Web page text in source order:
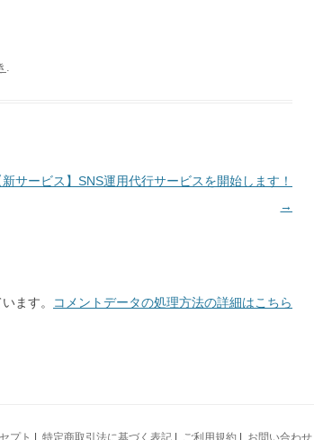
.
新サービス】SNS運用代行サービスを開始します！
→
ます。
コメントデータの処理方法の詳細はこちら
プト 特定商取引法に基づく表記 ご利用規約 お問い合わせ